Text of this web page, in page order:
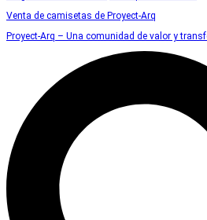
Venta de camisetas de Proyect-Arq
Proyect-Arq – Una comunidad de valor y